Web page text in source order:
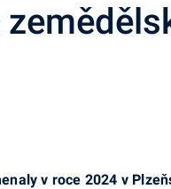
v roce 2024 v